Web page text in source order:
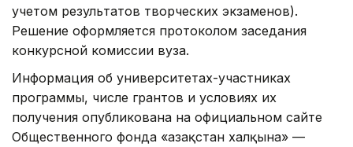
учетом результатов творческих экзаменов).
Решение оформляется протоколом заседания
конкурсной комиссии вуза.
Информация об университетах-участниках
программы, числе грантов и условиях их
получения опубликована на официальном сайте
Общественного фонда «Қазақстан халқына» —